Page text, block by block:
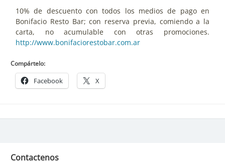
10% de descuento con todos los medios de pago en
Bonifacio Resto Bar; con reserva previa, comiendo a la
http://www.bonifaciorestobar.com.ar
Compártelo:
Facebook X
Contactenos